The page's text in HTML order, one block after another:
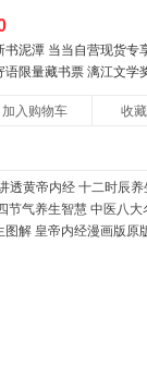
书泥潭 当当自营现货专
语限量藏书票 漓江文学
加入购物车 收藏